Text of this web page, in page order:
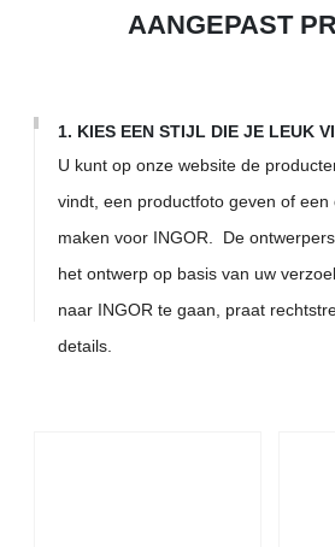
AANGEPAST
1. KIES EEN STIJL DIE JE LEUK
U kunt op onze website de
vindt, een productfoto geven of een
maken voor INGOR. De
het ontwerp op basis van uw
naar INGOR te gaan, praat
details.